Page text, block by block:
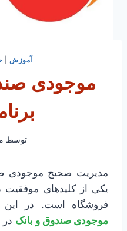
آموزش
موجودی
توسط
مدیریت صحیح موجودی
یکی از کلیدهای
فروشگاه است. در این
موجودی صندوق و بانک